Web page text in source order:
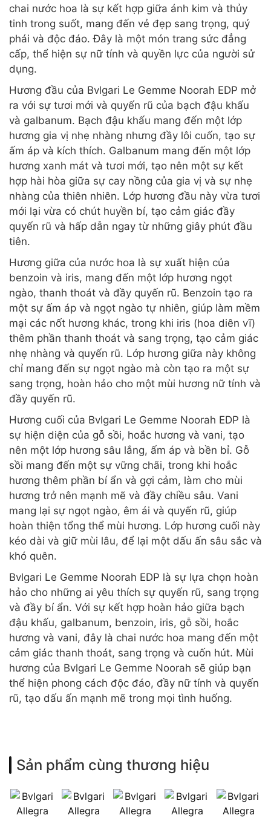
chai nước hoa là sự kết hợp giữa ánh kim và thủy
tinh trong suốt, mang đến vẻ đẹp sang trọng, quý
phái và độc đáo. Đây là một món trang sức đẳng
cấp, thể hiện sự nữ tính và quyền lực của người sử
dụng.
Hương đầu của Bvlgari Le Gemme Noorah EDP mở
ra với sự tươi mới và quyến rũ của bạch đậu khấu
và galbanum. Bạch đậu khấu mang đến một lớp
hương gia vị nhẹ nhàng nhưng đầy lôi cuốn, tạo sự
ấm áp và kích thích. Galbanum mang đến một lớp
hương xanh mát và tươi mới, tạo nên một sự kết
hợp hài hòa giữa sự cay nồng của gia vị và sự nhẹ
nhàng của thiên nhiên. Lớp hương đầu này vừa tươi
mới lại vừa có chút huyền bí, tạo cảm giác đầy
quyến rũ và hấp dẫn ngay từ những giây phút đầu
tiên.
Hương giữa của nước hoa là sự xuất hiện của
benzoin và iris, mang đến một lớp hương ngọt
ngào, thanh thoát và đầy quyến rũ. Benzoin tạo ra
một sự ấm áp và ngọt ngào tự nhiên, giúp làm mềm
mại các nốt hương khác, trong khi iris (hoa diên vĩ)
thêm phần thanh thoát và sang trọng, tạo cảm giác
nhẹ nhàng và quyến rũ. Lớp hương giữa này không
chỉ mang đến sự ngọt ngào mà còn tạo ra một sự
sang trọng, hoàn hảo cho một mùi hương nữ tính và
đầy quyến rũ.
Hương cuối của Bvlgari Le Gemme Noorah EDP là
sự hiện diện của gỗ sồi, hoắc hương và vani, tạo
nên một lớp hương sâu lắng, ấm áp và bền bỉ. Gỗ
sồi mang đến một sự vững chãi, trong khi hoắc
hương thêm phần bí ẩn và gợi cảm, làm cho mùi
hương trở nên mạnh mẽ và đầy chiều sâu. Vani
mang lại sự ngọt ngào, êm ái và quyến rũ, giúp
hoàn thiện tổng thể mùi hương. Lớp hương cuối này
kéo dài và giữ mùi lâu, để lại một dấu ấn sâu sắc và
khó quên.
Bvlgari Le Gemme Noorah EDP là sự lựa chọn hoàn
hảo cho những ai yêu thích sự quyến rũ, sang trọng
và đầy bí ẩn. Với sự kết hợp hoàn hảo giữa bạch
đậu khấu, galbanum, benzoin, iris, gỗ sồi, hoắc
hương và vani, đây là chai nước hoa mang đến một
cảm giác thanh thoát, sang trọng và cuốn hút. Mùi
hương của Bvlgari Le Gemme Noorah sẽ giúp bạn
thể hiện phong cách độc đáo, đầy nữ tính và quyến
rũ, tạo dấu ấn mạnh mẽ trong mọi tình huống.
Sản phẩm cùng thương hiệu